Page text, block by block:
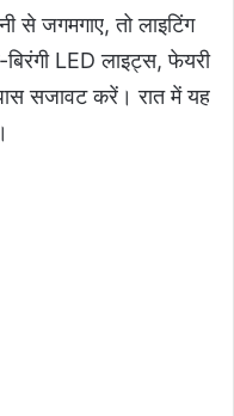
से जगमगाए, तो लाइटिंग
LED लाइट्स, फेयरी
सजावट करें। रात में यह